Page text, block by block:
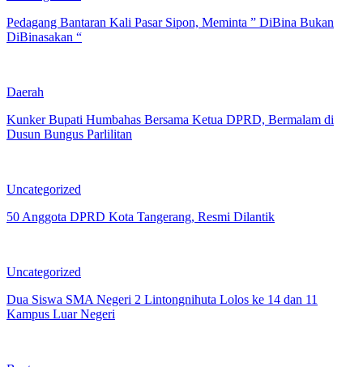
Pedagang Bantaran Kali Pasar Sipon, Meminta ” DiBina Bukan
DiBinasakan “
Daerah
Kunker Bupati Humbahas Bersama Ketua DPRD, Bermalam di
Dusun Bungus Parlilitan
Uncategorized
50 Anggota DPRD Kota Tangerang, Resmi Dilantik
Uncategorized
Dua Siswa SMA Negeri 2 Lintongnihuta Lolos ke 14 dan 11
Kampus Luar Negeri